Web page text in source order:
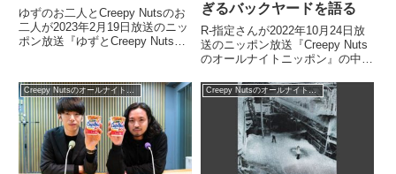
ゆずのお二人とCreepy Nutsのお
二人が2023年2月19日放送のニッ
ポン放送『ゆずとCreepy Nutsの
について話していました。
ぎるバックヤードを語る
R-指定さんが2022年10月24日放
送のニッポン放送『Creepy Nuts
のオールナイトニッポン』の中で
ス『THE HOPE』のバックステ
ージについてトーク。豪華すぎる
ケータリングなどを話していまし
Creepy Nutsのオールナイトニッポン0 Creepy Nutsのオールナイトニッポン0